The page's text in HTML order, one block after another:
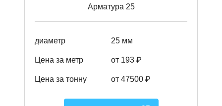
Арматура 25
диаметр 25 мм
Цена за метр от 193 ₽
Цена за тонну от 47500 ₽